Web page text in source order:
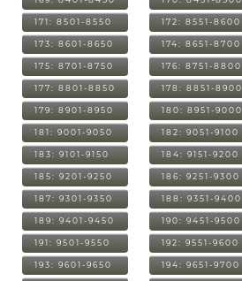
171: 8501-8550 172: 8551-8600
173: 8601-8650 174: 8651-8700
175: 8701-8750 176: 8751-8800
177: 8801-8850 178: 8851-8900
179: 8901-8950 180: 8951-9000
181: 9001-9050 182: 9051-9100
183: 9101-9150 184: 9151-9200
185: 9201-9250 186: 9251-9300
187: 9301-9350 188: 9351-9400
189: 9401-9450 190: 9451-9500
191: 9501-9550 192: 9551-9600
193: 9601-9650 194: 9651-9700